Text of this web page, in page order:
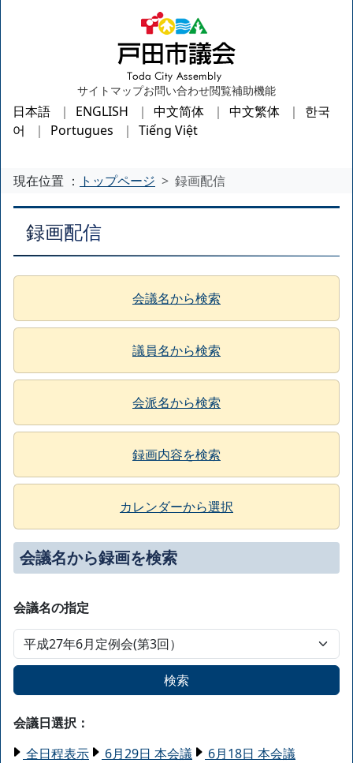
サイトマップお問い合わせ閲覧補助機能
日本語 ENGLISH 中文简体 中文繁体
한국
어
Portugues Tiếng Việt
現在位置 ： トップページ 録画配信
録画配信
会議名から検索
議員名から検索
会派名から検索
録画内容を検索
カレンダーから選択
会議名から録画を検索
会議名の指定
検索
会議日選択：
全日程表示
6月29日 本会議
6月18日 本会議